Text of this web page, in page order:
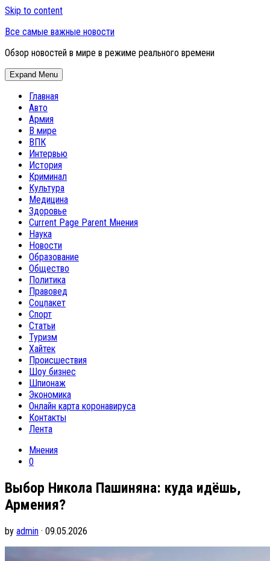
Skip to content
Все самые важные новости
Обзор новостей в мире в режиме реального времени
Expand Menu
Главная
Авто
Армия
В мире
ВПК
Интервью
История
Криминал
Культура
Медицина
Здоровье
Current Page Parent Мнения
Наука
Новости
Образование
Общество
Политика
Правовед
Соцпакет
Спорт
Статьи
Туризм
Хайтек
Происшествия
Шоу бизнес
Шпионаж
Экономика
Онлайн карта коронавируса
Контакты
Лента
Мнения
0
Выбор Никола Пашиняна: куда идёшь,
Армения?
by admin · 09.05.2026